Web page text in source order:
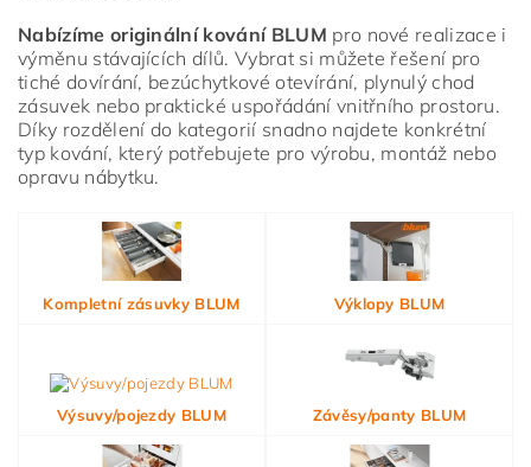
Vložením hodnocení souhlasíte s
osobních údajů
Nabízíme originální kování BLUM pro nové realizace i
výměnu stávajících dílů. Vybrat si můžete řešení pro
tiché dovírání, bezúchytkové otevírání, plynulý chod
zásuvek nebo praktické uspořádání vnitřního prostoru.
Díky rozdělení do kategorií snadno najdete konkrétní
typ kování, který potřebujete pro výrobu, montáž nebo
opravu nábytku.
Kompletní zásuvky BLUM Výklopy BLUM
Výsuvy/pojezdy BLUM Závěsy/panty BLUM